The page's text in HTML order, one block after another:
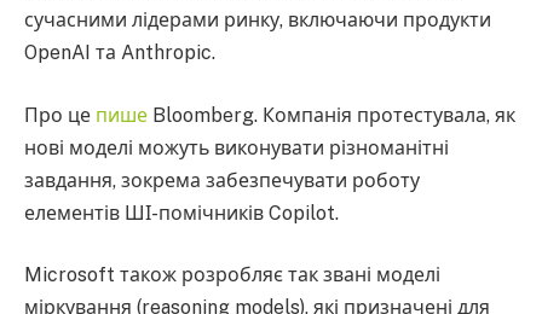
сучасними лідерами ринку, включаючи продукти
OpenAI та Anthropic.
Про це пише Bloomberg. Компанія протестувала, як
нові моделі можуть виконувати різноманітні
завдання, зокрема забезпечувати роботу
елементів ШІ-помічників Copilot.
Microsoft також розробляє так звані моделі
міркування (reasoning models), які призначені для